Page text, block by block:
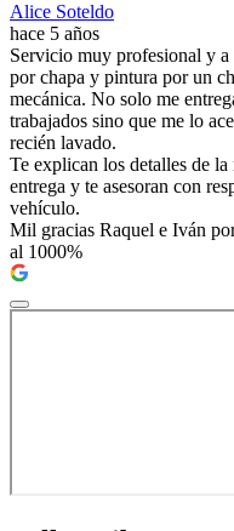
Alice Soteldo
hace 5 años
Servicio muy profesional y
por chapa y pintura por un
mecánica. No solo me
trabajados sino que me lo
recién lavado.
Te explican los detalles de
entrega y te asesoran con
vehículo.
Mil gracias Raquel e Iván
al 1000%